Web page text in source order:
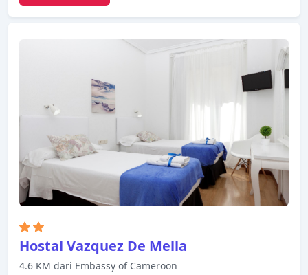
penyimpanan barang, Wi-fi di tempat umum
hanyalah beberapa dari berbagai fasilitas yang
ditawarkan. Televisi layar datar, akses internet -
WiFi, akses internet WiFi (gratis), kamar bebas asap
rokok, AC dapat ditemukan di beberapa kamar.
Pulihkan diri Anda setelah berkeliling seharian
dalam kenyamanan kamar Anda atau manfaatkan
fasilitas rekreasi di hotel, termasuk pusat
kebugaran, sauna. Kemudahan dan kenyamanan
membuat Vincci Soma Hotel pilihan yang sempurna
sebagai tempat menginap Anda di Madrid.
Hostal Vazquez De Mella
4.6 KM dari Embassy of Cameroon